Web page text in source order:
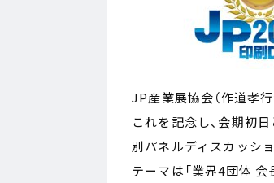
JP産業展協会（作道孝
これを記念し、会期初
別パネルディスカッシ
テーマは「業界4団体